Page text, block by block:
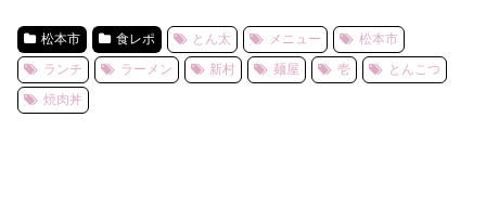
松本市 食レポ とん太 メニュー
松本市
ランチ
ラーメン 新村 麺屋 壱
とんこつ
焼肉丼